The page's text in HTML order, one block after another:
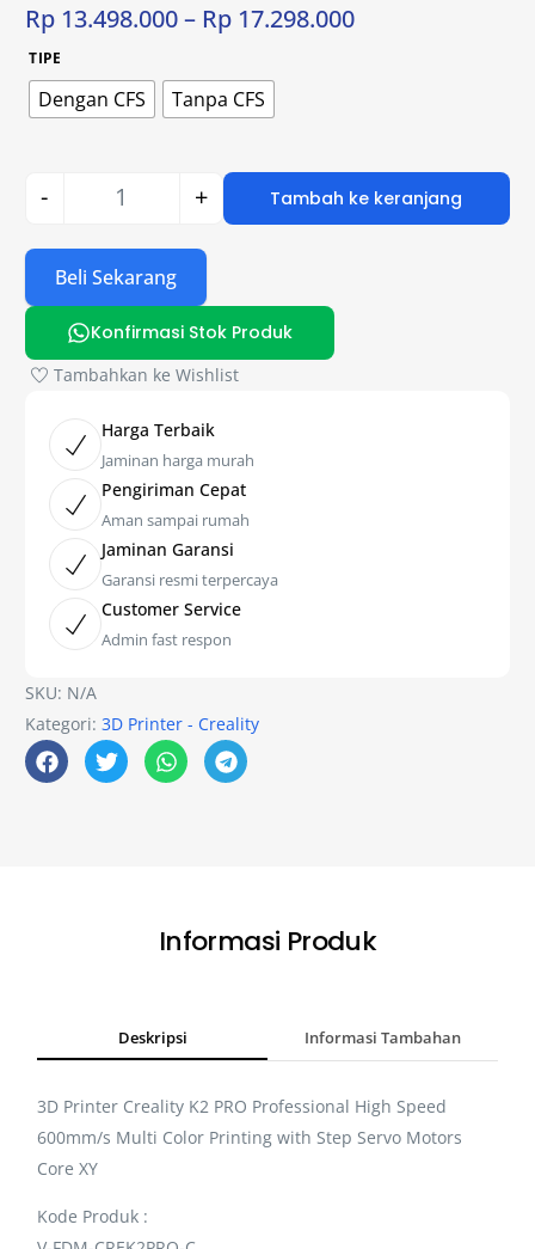
Rp 13.498.000– Rp 17.298.000
TIPE
Dengan CFS Tanpa CFS
- + Tambah ke keranjang
Beli Sekarang
Konfirmasi Stok Produk
Tambahkan ke Wishlist
Harga Terbaik
Jaminan harga murah
Pengiriman Cepat
Aman sampai rumah
Jaminan Garansi
Garansi resmi terpercaya
Customer Service
Admin fast respon
SKU: N/A
Kategori:3D Printer - Creality
Informasi Produk
Deskripsi Informasi Tambahan
3D Printer Creality K2 PRO Professional High Speed
600mm/s Multi Color Printing with Step Servo Motors
Core XY
Kode Produk :